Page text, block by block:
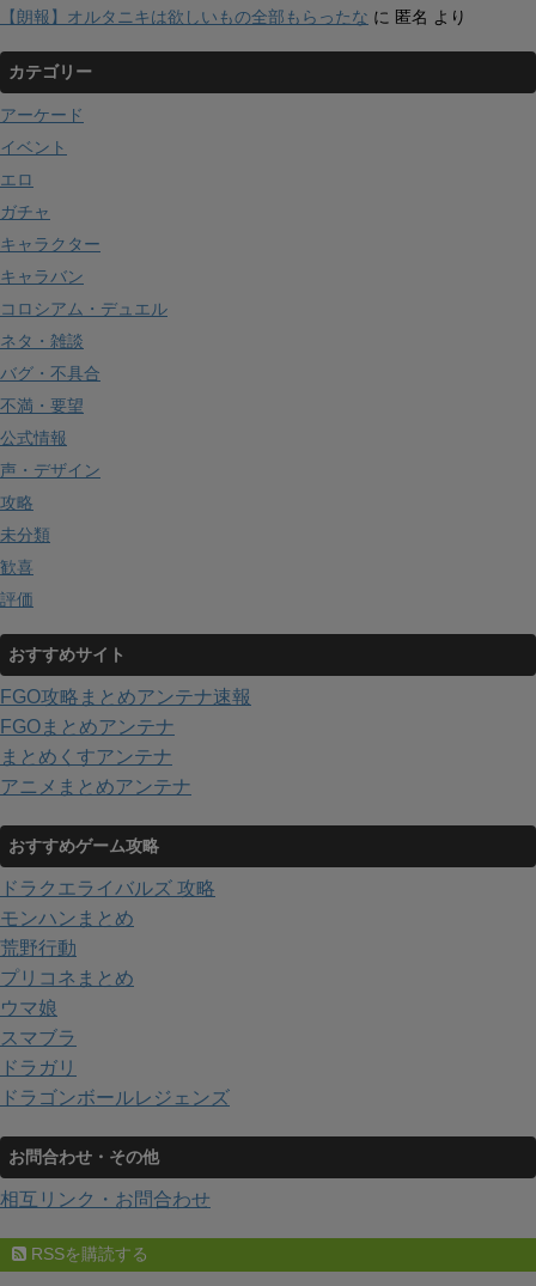
【朗報】オルタニキは欲しいもの全部もらったな に 匿名 より
カテゴリー
アーケード
イベント
エロ
ガチャ
キャラクター
キャラバン
コロシアム・デュエル
ネタ・雑談
バグ・不具合
不満・要望
公式情報
声・デザイン
攻略
未分類
歓喜
評価
おすすめサイト
FGO攻略まとめアンテナ速報
FGOまとめアンテナ
まとめくすアンテナ
アニメまとめアンテナ
おすすめゲーム攻略
ドラクエライバルズ 攻略
モンハンまとめ
荒野行動
プリコネまとめ
ウマ娘
スマブラ
ドラガリ
ドラゴンボールレジェンズ
お問合わせ・その他
相互リンク・お問合わせ
RSSを購読する